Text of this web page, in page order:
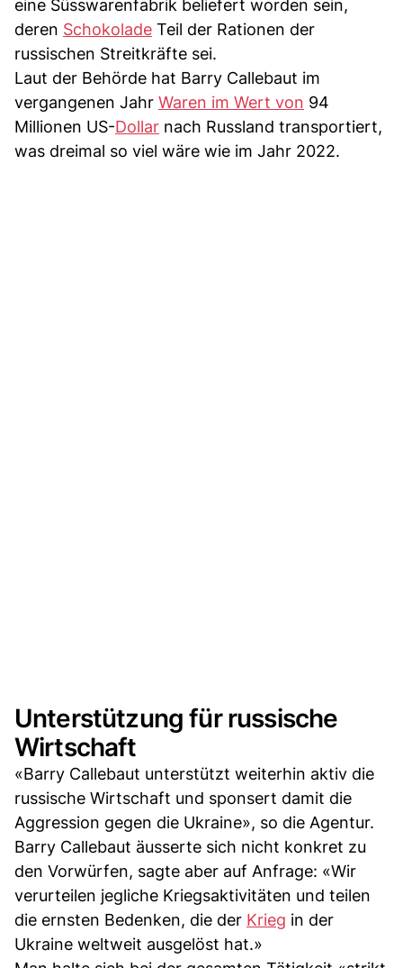
eine Süsswarenfabrik beliefert worden sein,
deren Schokolade Teil der Rationen der
russischen Streitkräfte sei.
Laut der Behörde hat Barry Callebaut im
vergangenen Jahr Waren im Wert von 94
Millionen US-Dollar nach Russland transportiert,
was dreimal so viel wäre wie im Jahr 2022.
Unterstützung für russische
Wirtschaft
«Barry Callebaut unterstützt weiterhin aktiv die
russische Wirtschaft und sponsert damit die
Aggression gegen die Ukraine», so die Agentur.
Barry Callebaut äusserte sich nicht konkret zu
den Vorwürfen, sagte aber auf Anfrage: «Wir
verurteilen jegliche Kriegsaktivitäten und teilen
die ernsten Bedenken, die der Krieg in der
Ukraine weltweit ausgelöst hat.»